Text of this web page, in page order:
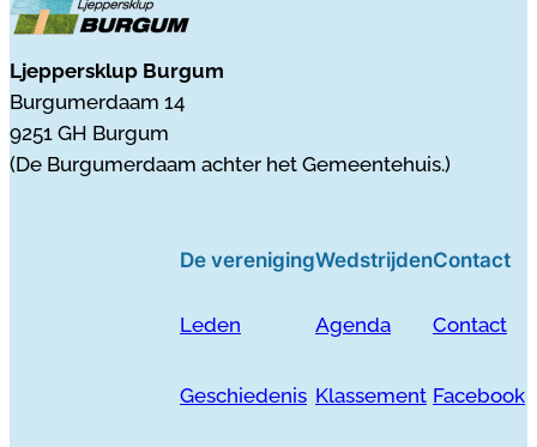
Ljeppersklup Burgum
Burgumerdaam 14
9251 GH Burgum
(De Burgumerdaam achter het Gemeentehuis.)
De vereniging
Leden
Geschiedenis
Wedstrijden
Agenda
Klassement
Contact
Contact
Facebook